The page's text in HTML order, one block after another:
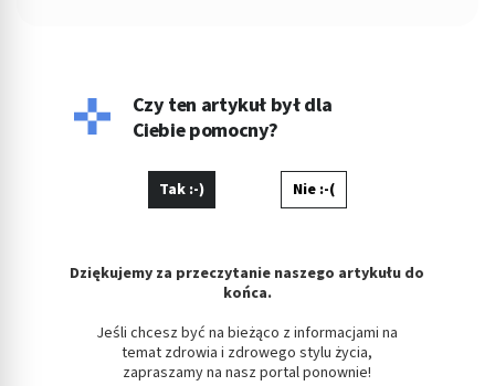
Czy ten artykuł był dla
Ciebie pomocny?
Tak :-) Nie :-(
Dziękujemy za przeczytanie naszego artykułu do
końca.
Jeśli chcesz być na bieżąco z informacjami na
temat zdrowia i zdrowego stylu życia,
zapraszamy na nasz portal ponownie!